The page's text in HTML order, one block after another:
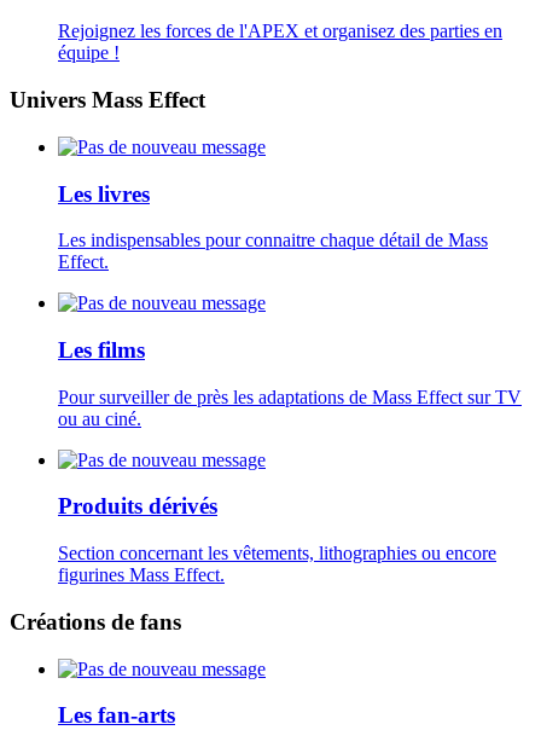
Rejoignez les forces de l'APEX et organisez des parties en
équipe !
Univers Mass Effect
Les livres
Les indispensables pour connaitre chaque détail de Mass
Effect.
Les films
Pour surveiller de près les adaptations de Mass Effect sur TV
ou au ciné.
Produits dérivés
Section concernant les vêtements, lithographies ou encore
figurines Mass Effect.
Créations de fans
Les fan-arts